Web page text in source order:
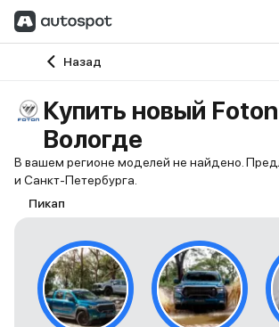
Назад
Главная
Купить новый
Вологде
В вашем регионе моделей не найдено.
и Санкт-Петербурга.
Пикап